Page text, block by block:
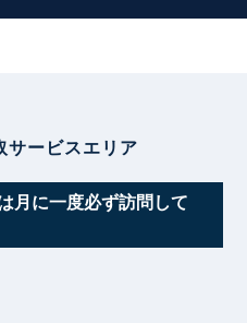
サービスエリア
月に一度必ず訪問して